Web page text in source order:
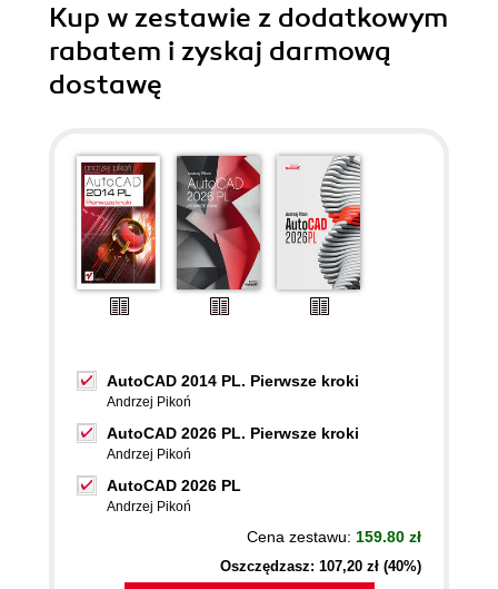
Kup w zestawie z dodatkowym
rabatem i zyskaj darmową
dostawę
AutoCAD 2014 PL. Pierwsze kroki
Andrzej Pikoń
AutoCAD 2026 PL. Pierwsze kroki
Andrzej Pikoń
AutoCAD 2026 PL
Andrzej Pikoń
Cena zestawu: 159.80 zł
Oszczędzasz: 107,20 zł (40%)